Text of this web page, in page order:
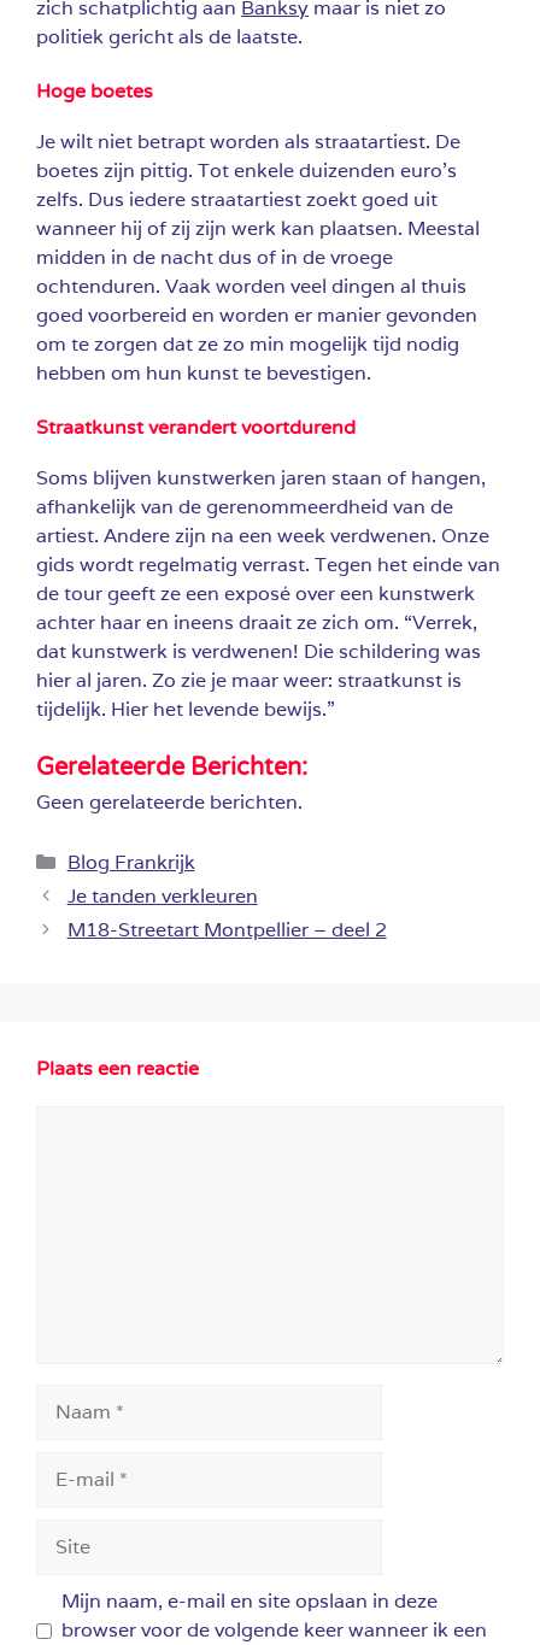
zich schatplichtig aan Banksy maar is niet zo
politiek gericht als de laatste.
Hoge boetes
Je wilt niet betrapt worden als straatartiest. De
boetes zijn pittig. Tot enkele duizenden euro’s
zelfs. Dus iedere straatartiest zoekt goed uit
wanneer hij of zij zijn werk kan plaatsen. Meestal
midden in de nacht dus of in de vroege
ochtenduren. Vaak worden veel dingen al thuis
goed voorbereid en worden er manier gevonden
om te zorgen dat ze zo min mogelijk tijd nodig
hebben om hun kunst te bevestigen.
Straatkunst verandert voortdurend
Soms blijven kunstwerken jaren staan of hangen,
afhankelijk van de gerenommeerdheid van de
artiest. Andere zijn na een week verdwenen. Onze
gids wordt regelmatig verrast. Tegen het einde van
de tour geeft ze een exposé over een kunstwerk
achter haar en ineens draait ze zich om. “Verrek,
dat kunstwerk is verdwenen! Die schildering was
hier al jaren. Zo zie je maar weer: straatkunst is
tijdelijk. Hier het levende bewijs.”
Gerelateerde Berichten:
Geen gerelateerde berichten.
Categorieën
Blog Frankrijk
Je tanden verkleuren
M18-Streetart Montpellier – deel 2
Plaats een reactie
mail
Mijn naam, e-mail en site opslaan in deze
browser voor de volgende keer wanneer ik een